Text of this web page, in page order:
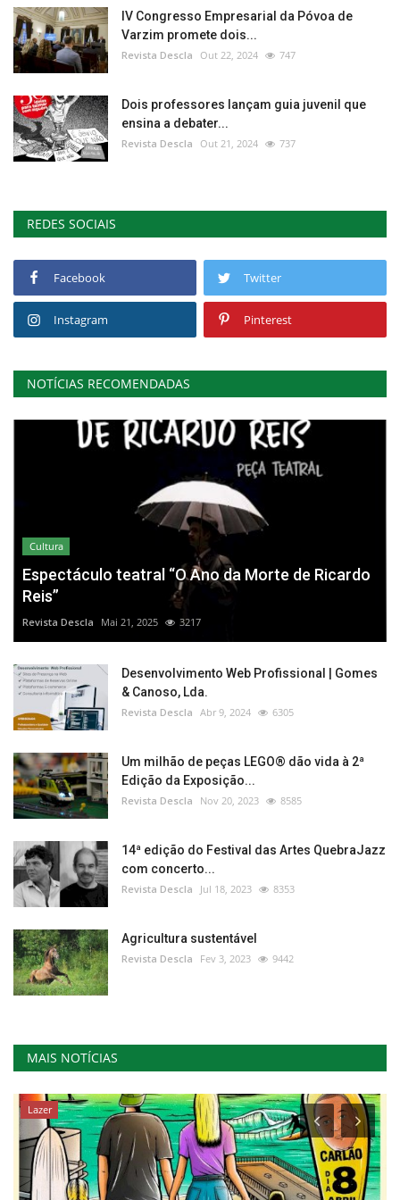
IV Congresso Empresarial da Póvoa de
Varzim promete dois...
Revista Descla Out 22, 2024 747
Dois professores lançam guia juvenil que
ensina a debater...
Revista Descla Out 21, 2024 737
REDES SOCIAIS
Facebook Twitter
Instagram Pinterest
NOTÍCIAS RECOMENDADAS
Cultura
Espectáculo teatral “O Ano da Morte de Ricardo
Reis”
Revista Descla Mai 21, 2025 3217
Desenvolvimento Web Profissional | Gomes
& Canoso, Lda.
Revista Descla Abr 9, 2024 6305
Um milhão de peças LEGO® dão vida à 2ª
Edição da Exposição...
Revista Descla Nov 20, 2023 8585
14ª edição do Festival das Artes QuebraJazz
com concerto...
Revista Descla Jul 18, 2023 8353
Agricultura sustentável
Revista Descla Fev 3, 2023 9442
MAIS NOTÍCIAS
Cultura